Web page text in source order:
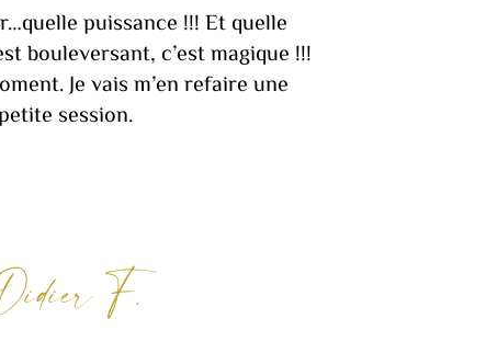
puissance !!! Et quelle
bouleversant, c’est magique !!!
Je vais m’en refaire une
session.
F.